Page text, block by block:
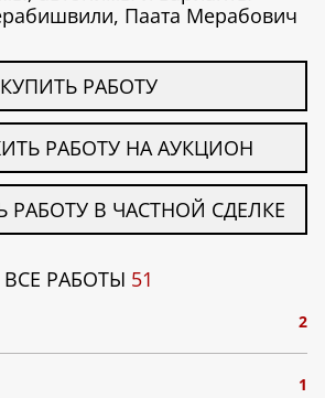
Паата Мерабович
КУПИТЬ РАБОТУ
РАБОТУ НА АУКЦИОН
РАБОТУ В ЧАСТНОЙ СДЕЛКЕ
ВСЕ РАБОТЫ 51
2
1